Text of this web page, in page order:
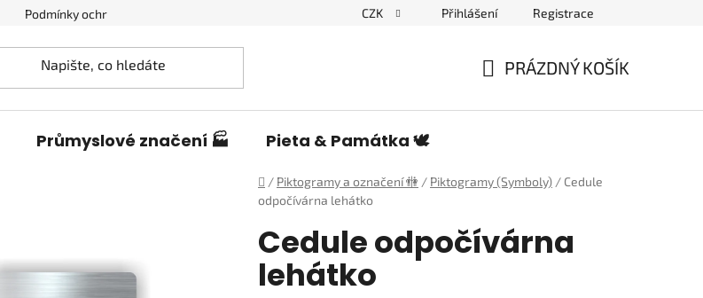
Podmínky ochrany osobních údajů Blog o cedulích a piktogramech
CZK Přihlášení Registrace
PRÁZDNÝ KOŠÍK
Průmyslové značení 🏭 Pieta & Památka 🕊️
Domů
/ Piktogramy a označení 🚻 / Piktogramy (Symboly) / Cedule
odpočívárna lehátko
Cedule odpočívárna
lehátko